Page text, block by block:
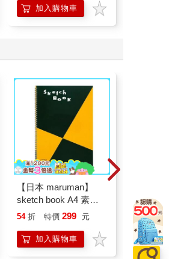
加入購物車
【日本 maruman】
sketch book A4 素描
本 繪圖本 空白繪圖本
54 折 特價 299 元
加入購物車
性麥克
系
81 折
加